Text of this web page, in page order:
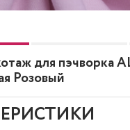
для пэчворка
Розовый